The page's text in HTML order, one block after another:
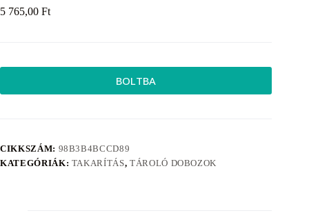
5 765,00 Ft
BOLTBA
CIKKSZÁM: 98B3B4BCCD89
KATEGÓRIÁK: TAKARÍTÁS, TÁROLÓ DOBOZOK